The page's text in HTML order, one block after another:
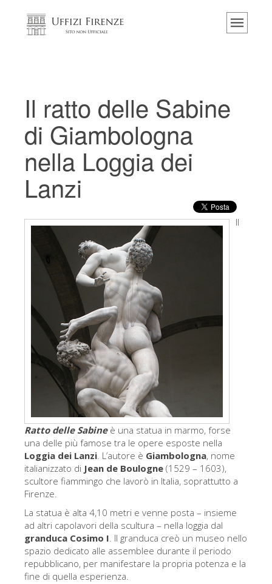
Home
Eventi e mostre
I commenti dei visitatori
Visita gli Uffizi
Tour virtuale
Le opere
Le sale
Gli artisti
Le nuove sale
Musei di Firenze
Museo nazionale del Bargello
Galleria dell'Accademia
Galleria Palatina
Museo delle Cappelle Medicee
Museo di san Marco
Museo Archeologico
Opificio delle pietre dure
Il giardino di Boboli
La torre di Arnolfo
Corridoio Vasariano
Il ratto delle Sabine
di Giambologna
nella Loggia dei
Lanzi
Il
Ratto delle Sabineè una statua in marmo, forse
una delle più famose tra le opere esposte nella
Loggia dei Lanzi. L’autore è Giambologna, nome
italianizzato di Jean de Boulogne (1529 – 1603),
scultore fiammingo che lavorò in Italia, soprattutto a
Firenze.
La statua è alta 4,10 metri e venne posta – insieme
ad altri capolavori della scultura – nella loggia dal
granduca Cosimo I. Il granduca creò un museo nello
spazio dedicato alle assemblee durante il periodo
repubblicano, per manifestare la propria potenza e la
fine di quella esperienza.